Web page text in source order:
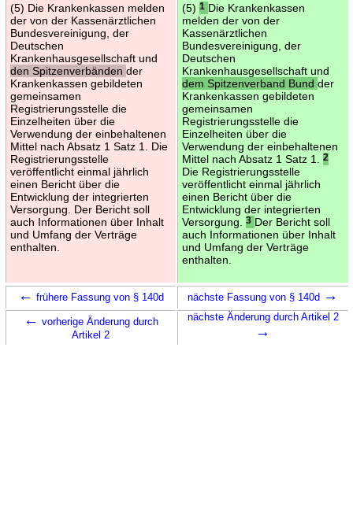
(5) Die Krankenkassen melden
der von der Kassenärztlichen
Bundesvereinigung, der
Deutschen
Krankenhausgesellschaft und
den Spitzenverbänden der
Krankenkassen gebildeten
gemeinsamen
Registrierungsstelle die
Einzelheiten über die
Verwendung der einbehaltenen
Mittel nach Absatz 1 Satz 1. Die
Registrierungsstelle
veröffentlicht einmal jährlich
einen Bericht über die
Entwicklung der integrierten
Versorgung. Der Bericht soll
auch Informationen über Inhalt
und Umfang der Verträge
enthalten.
(5) 1 Die Krankenkassen
melden der von der
Kassenärztlichen
Bundesvereinigung, der
Deutschen
Krankenhausgesellschaft und
dem Spitzenverband Bund der
Krankenkassen gebildeten
gemeinsamen
Registrierungsstelle die
Einzelheiten über die
Verwendung der einbehaltenen
Mittel nach Absatz 1 Satz 1.
2
Die Registrierungsstelle
veröffentlicht einmal jährlich
einen Bericht über die
Entwicklung der integrierten
Versorgung.
3 Der Bericht soll
auch Informationen über Inhalt
und Umfang der Verträge
enthalten.
← frühere Fassung von § 140d nächste Fassung von § 140d →
← vorherige Änderung durch
Artikel 2
nächste Änderung durch Artikel 2
→